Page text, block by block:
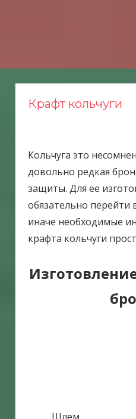
Крафт кольчуги
Кольчуга это
довольно редкая
защиты. Для ее
обязательно
иначе необходимые
крафта кольчуги